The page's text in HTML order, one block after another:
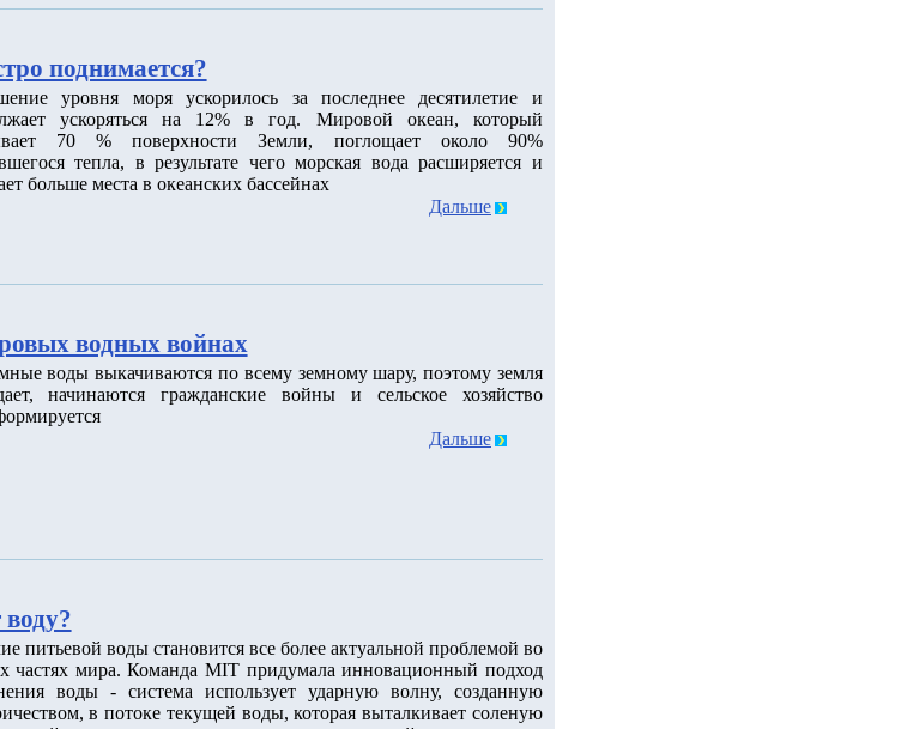
поднимается?
уровня моря ускорилось за последнее десятилетие и
ускоряться на 12% в год. Мировой океан, который
70 % поверхности Земли, поглощает около 90%
тепла, в результате чего морская вода расширяется и
больше места в океанских бассейнах
Дальше
водных войнах
воды выкачиваются по всему земному шару, поэтому земля
начинаются гражданские войны и сельское хозяйство
Дальше
питьевой воды становится все более актуальной проблемой во
частях мира. Команда MIT придумала инновационный подход
воды - система использует ударную волну, созданную
в потоке текущей воды, которая выталкивает соленую